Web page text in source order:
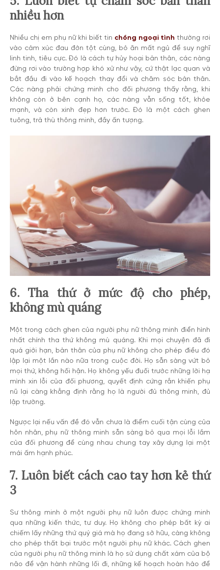
nhiều hơn
Nhiều chị em phụ nữ khi biết tin chồng ngoại tình thường rơi
vào cảm xúc đau đớn tột cùng, bỏ ăn mất ngủ để suy nghĩ
linh tinh, tiêu cực. Đó là cách tự hủy hoại bản thân, các nàng
đừng rơi vào trường hợp khó xử như vậy, cứ thật lạc quan và
bắt đầu đi vào kế hoạch thay đổi và chăm sóc bản thân.
Các nàng phải chứng minh cho đối phương thấy rằng, khi
không còn ở bên cạnh họ, các nàng vẫn sống tốt, khỏe
mạnh, và còn xinh đẹp hơn trước. Đó là một cách ghen
tuông, trả thù thông minh, đầy ấn tượng.
6. Tha thứ ở mức độ cho phép,
không mù quáng
Một trong cách ghen của người phụ nữ thông minh điển hình
nhất chính tha thứ không mù quáng. Khi mọi chuyện đã đi
quá giới hạn, bản thân của phụ nữ không cho phép điều đó
lập lại một lần nào nữa trong cuộc đời. Họ sẵn sàng vứt bỏ
mọi thứ, không hối hận. Họ không yếu đuối trước những lời hạ
mình xin lỗi của đối phương, quyết định cứng rắn khiến phụ
nũ lại càng khẳng định rằng họ là người đủ thông minh, đủ
lập trường.
Ngược lại nếu vấn đề đó vẫn chưa là điểm cuối tận cùng của
hôn nhân, phụ nữ thông minh sẵn sàng bỏ qua mọi lỗi lầm
của đối phương để cùng nhau chung tay xây dựng lại một
mái ấm hạnh phúc.
7. Luôn biết cách cao tay hơn kẻ thứ
3
Sư thông minh ở một người phụ nữ luôn được chứng minh
qua những kiến thức, tư duy. Họ không cho phép bất kỳ ai
chiếm lấy những thứ quý giá mà họ đang sở hữu, càng không
cho phép thất bại trước một người phụ nữ khác. Cách ghen
của người phụ nữ thông minh là họ sử dụng chất xám của bộ
não để vận hành những lối đi, những kế hoạch hoàn hảo để